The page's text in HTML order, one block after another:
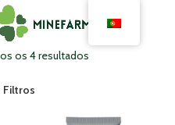
os 4 resultados
Filtros